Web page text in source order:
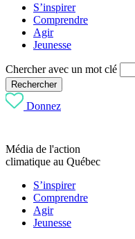
S’inspirer
Comprendre
Agir
Jeunesse
Chercher avec un mot clé
Rechercher
Donnez
Média de l'action
climatique au Québec
S’inspirer
Comprendre
Agir
Jeunesse